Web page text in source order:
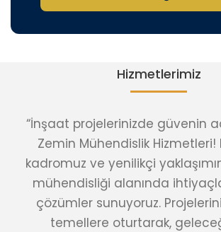
Hizmetlerimiz
“İnşaat projelerinizde güvenin
Zemin Mühendislik Hizmetleri!
kadromuz ve yenilikçi
mühendisliği alanında
çözümler sunuyoruz.
temellere oturtarak,